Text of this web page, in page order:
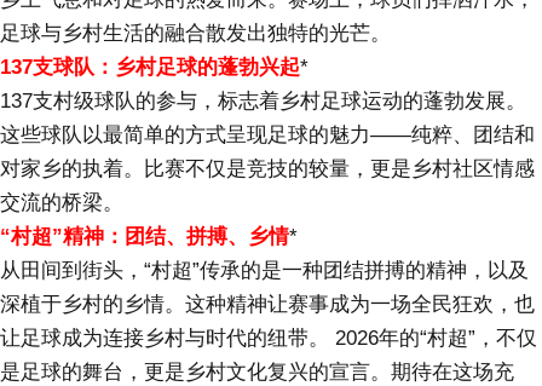
足球与乡村生活的融合散发出独特的光芒。
137支球队：乡村足球的蓬勃兴起*
137支村级球队的参与，标志着乡村足球运动的蓬勃发展。
这些球队以最简单的方式呈现足球的魅力——纯粹、团结和
对家乡的执着。比赛不仅是竞技的较量，更是乡村社区情感
交流的桥梁。
“村超”精神：团结、拼搏、乡情*
从田间到街头，“村超”传承的是一种团结拼搏的精神，以及
深植于乡村的乡情。这种精神让赛事成为一场全民狂欢，也
让足球成为连接乡村与时代的纽带。 2026年的“村超”，不仅
是足球的舞台，更是乡村文化复兴的宣言。期待在这场充